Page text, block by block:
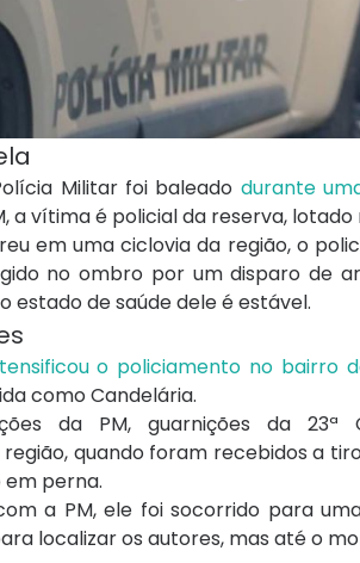
Militar foi baleado durante
a vítima é policial da reserva,
em uma ciclovia da região, o
no ombro por um disparo de
estado de saúde dele é estável.
o policiamento no bairro
como Candelária.
da PM, guarnições da 23ª
quando foram recebidos a
perna.
a PM, ele foi socorrido para
localizar os autores, mas até o